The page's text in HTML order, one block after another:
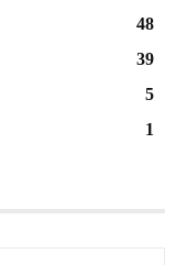
48
39
5
1